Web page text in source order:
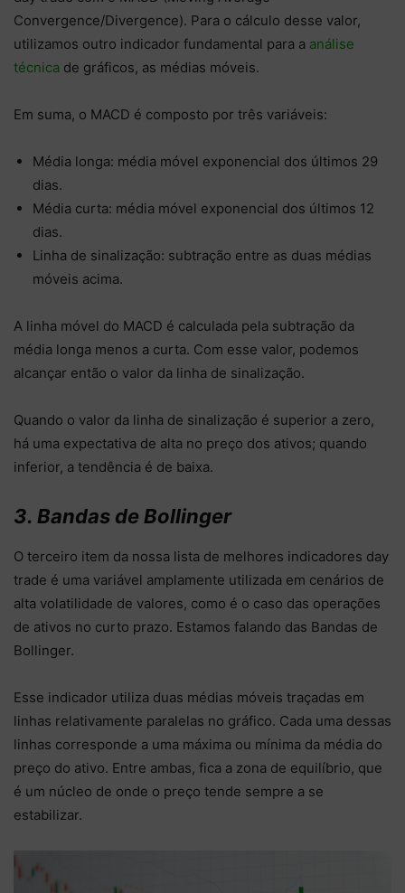
Convergence/Divergence). Para o cálculo desse valor,
utilizamos outro indicador fundamental para a análise
técnica de gráficos, as médias móveis.
Em suma, o MACD é composto por três variáveis:
Média longa: média móvel exponencial dos últimos 29
dias.
Média curta: média móvel exponencial dos últimos 12
dias.
Linha de sinalização: subtração entre as duas médias
móveis acima.
A linha móvel do MACD é calculada pela subtração da
média longa menos a curta. Com esse valor, podemos
alcançar então o valor da linha de sinalização.
Quando o valor da linha de sinalização é superior a zero,
há uma expectativa de alta no preço dos ativos; quando
inferior, a tendência é de baixa.
3. Bandas de Bollinger
O terceiro item da nossa lista de melhores indicadores day
trade é uma variável amplamente utilizada em cenários de
alta volatilidade de valores, como é o caso das operações
de ativos no curto prazo. Estamos falando das Bandas de
Bollinger.
Esse indicador utiliza duas médias móveis traçadas em
linhas relativamente paralelas no gráfico. Cada uma dessas
linhas corresponde a uma máxima ou mínima da média do
preço do ativo. Entre ambas, fica a zona de equilíbrio, que
é um núcleo de onde o preço tende sempre a se
estabilizar.